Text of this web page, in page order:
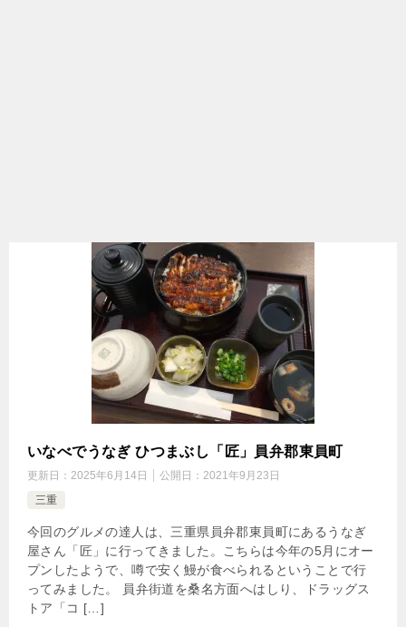
いなべでうなぎ ひつまぶし「匠」員弁郡東員町
更新日： 2025年6月14日 公開日： 2021年9月23日
三重
今回のグルメの達人は、三重県員弁郡東員町にあるうなぎ
屋さん「匠」に行ってきました。こちらは今年の5月にオー
プンしたようで、噂で安く鰻が食べられるということで行
ってみました。 員弁街道を桑名方面へはしり、ドラッグス
トア「コ […]